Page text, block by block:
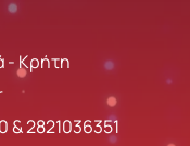
- Κρήτη
&2821036351